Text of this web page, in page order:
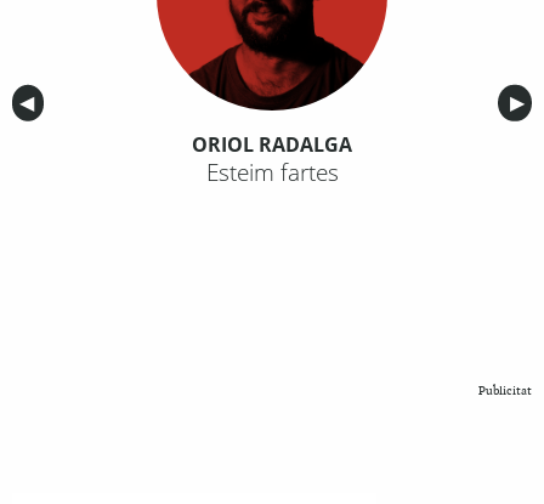
Anterior
◀︎ ▶︎
ORIOL RADALGA
Esteim fartes
Publicitat